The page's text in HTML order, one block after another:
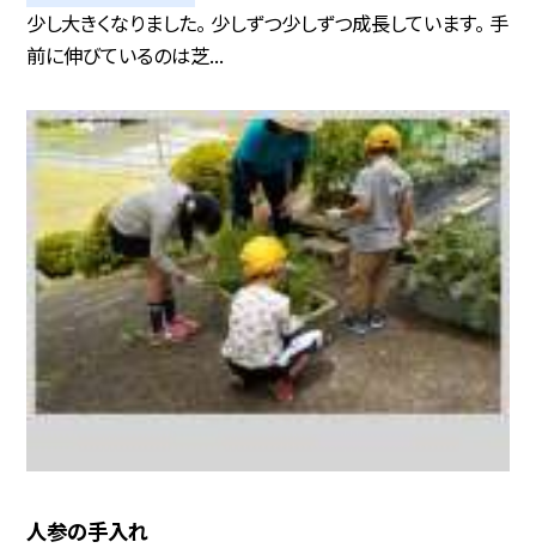
少し大きくなりました。 少しずつ少しずつ成長しています。 手
前に伸びているのは芝...
人参の手入れ